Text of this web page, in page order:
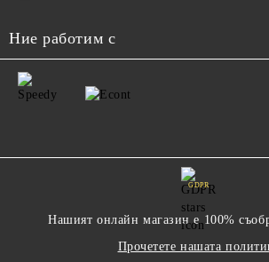
Ние работим с
GDPR
Нашият онлайн магазин е 100%
Прочетете нашата